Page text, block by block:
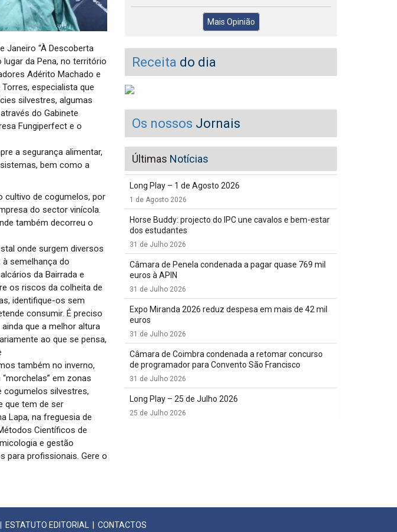
Janeiro “À Descoberta
da Pena, no território
Adérito Machado e
especialista que
silvestres, algumas
do Gabinete
Fungiperfect e o
a segurança alimentar,
bem como a
cultivo de cogumelos, por
do sector vinícola.
também decorreu o
onde surgem diversos
semelhança do
da Bairrada e
os riscos da colheita de
identifique-os sem
consumir. É preciso
que a melhor altura
ao que se pensa,
também no inverno,
em zonas
cogumelos silvestres,
que tem de ser
Lapa, na freguesia de
Científicos de
e gestão
para profissionais. Gere o
Mais Opinião
Receita do dia
Os nossos Jornais
Últimas Notícias
Long Play – 1 de Agosto 2026
1 de Agosto 2026
Horse Buddy: projecto do IPC une cavalos e bem-estar
dos estudantes
31 de Julho 2026
Câmara de Penela condenada a pagar quase 769 mil
euros à APIN
31 de Julho 2026
Expo Miranda 2026 reduz despesa em mais de 42 mil
euros
31 de Julho 2026
Câmara de Coimbra condenada a retomar concurso
de programador para Convento São Francisco
31 de Julho 2026
Long Play – 25 de Julho 2026
25 de Julho 2026
| ESTATUTO EDITORIAL | CONTACTOS